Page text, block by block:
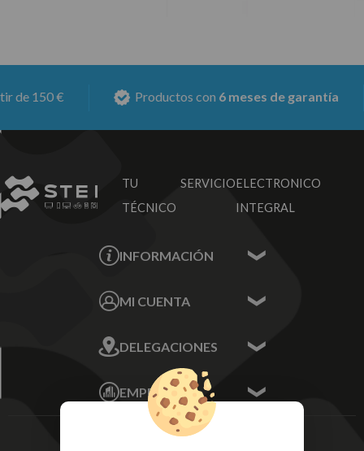
150 € Productos con6 meses de garantía
TU SERVICIO
TÉCNICO
ELECTRONICO
INTEGRAL
INFORMACIÓN
Sobre nosotros
MI CUENTA
Mis Direcciones
Mis Pedidos
Mis favoritos
FAQ's
DELEGACIONES
Écija - Sevilla
Av. Plaza de Toros.
Local 3
Córdoba
EMPRESA
Aviso Legal